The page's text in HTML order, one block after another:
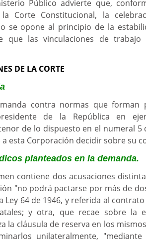
Público advierte que,
Corte Constitucional, la
se opone al principio de la
que las vinculaciones de trabajo
DE LA CORTE
contra normas que forman
de la República en
de lo dispuesto en el numeral
esta Corporación decidir sobre su
planteados en la demanda.
contiene dos acusaciones
"no podrá pactarse por más de
Ley 64 de 1946, y referida al
y otra, que recae sobre la
la cláusula de reserva en los
unilateralmente,